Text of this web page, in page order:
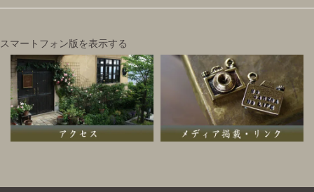
スマートフォン版を表示する